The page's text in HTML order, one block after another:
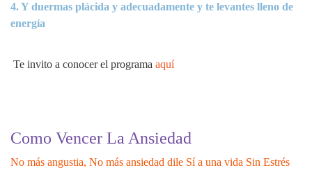
4. Y duermas plácida y adecuadamente y te levantes lleno de
energía
Te invito a conocer el programa aquí
Como Vencer La Ansiedad
No más angustia, No más ansiedad dile Sí a una vida Sin Estrés